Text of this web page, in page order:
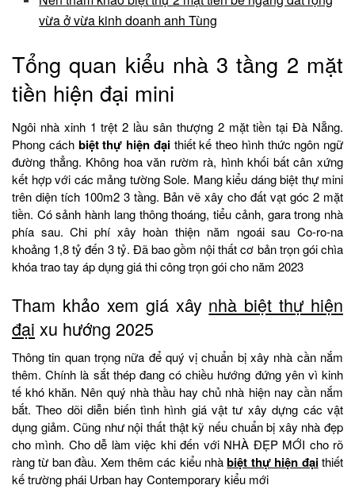
vừa ở vừa kinh doanh anh Tùng
Tổng quan kiểu nhà 3 tầng 2 mặt
tiền hiện đại mini
Ngôi nhà xinh 1 trệt 2 lầu sân thượng 2 mặt tiền tại Đà Nẵng.
Phong cách biệt thự hiện đạithiết kế theo hình thức ngôn ngữ
đường thẳng. Không hoa văn rườm rà, hình khối bất cân xứng
kết hợp với các mảng tường Sole. Mang kiểu dáng biệt thự mini
trên diện tích 100m2 3 tầng. Bản vẽ xây cho đất vạt góc 2 mặt
tiền. Có sảnh hành lang thông thoáng, tiểu cảnh, gara trong nhà
phía sau. Chi phí xây hoàn thiện năm ngoái sau Co-ro-na
khoảng 1,8 tỷ đến 3 tỷ. Đã bao gồm nội thất cơ bản trọn gói chìa
khóa trao tay áp dụng giá thi công trọn gói cho năm 2023
Tham khảo xem giá xây nhà biệt thự hiện
đại xu hướng 2025
Thông tin quan trọng nữa để quý vị chuẩn bị xây nhà cần nắm
thêm. Chính là sắt thép đang có chiều hướng đứng yên vì kinh
tế khó khăn. Nên quý nhà thầu hay chủ nhà hiện nay cần nắm
bắt. Theo dõi diễn biến tình hình giá vật tư xây dựng các vật
dụng giảm. Cũng như nội thất thật kỹ nếu chuẩn bị xây nhà đẹp
cho mình. Cho dễ làm việc khi đến với NHÀ ĐẸP MỚI cho rõ
ràng từ ban đầu. Xem thêm các kiểu nhàbiệt thự hiện đạithiết
kế trường phái Urban hay Contemporary kiểu mới